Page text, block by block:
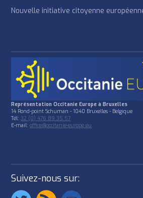
Nouvelle initiative citoyenne
Représentation Occitanie Europe à Bruxelles
14 Rond-point Schuman - 1040 Bruxelles - Belgique
Tél:32 (0) 476 89 35 57
E-mail:office@occitanie-europe.eu
Suivez-nous sur: